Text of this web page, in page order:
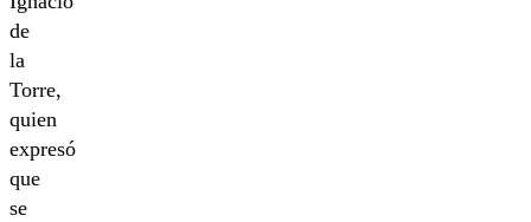
de
la
Torre,
quien
expresó
que
se